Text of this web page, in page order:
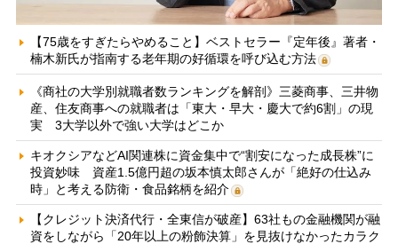
【75歳をすぎたらやめること】ベストセラー『定年後』著者・
楠木新氏が指南する老年期の好循環を呼び込む方法
《商社の大学別就職者数ランキングを解剖》三菱商事、三井物
産、住友商事への就職者は「東大・早大・慶大で約6割」の現
実 3大学以外で強い大学はどこか
キオクシアなどAI関連株に資金集中で“割安になった成長株”に
投資妙味 資産1.5億円超の坂本慎太郎さんが「絶好の仕込み
時」と考える防衛・食品銘柄を紹介
【クレジット決済代行・全東信が破産】63社もの金融機関が融
資をしながら「20年以上の粉飾決算」を見抜けなかったカラク